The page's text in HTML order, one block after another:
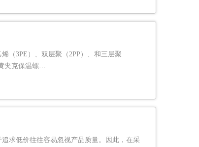
（3PE）、双层聚（2PP）、和三层聚
夹克保温螺…
求低价往往容易忽视产品质量。因此，在采